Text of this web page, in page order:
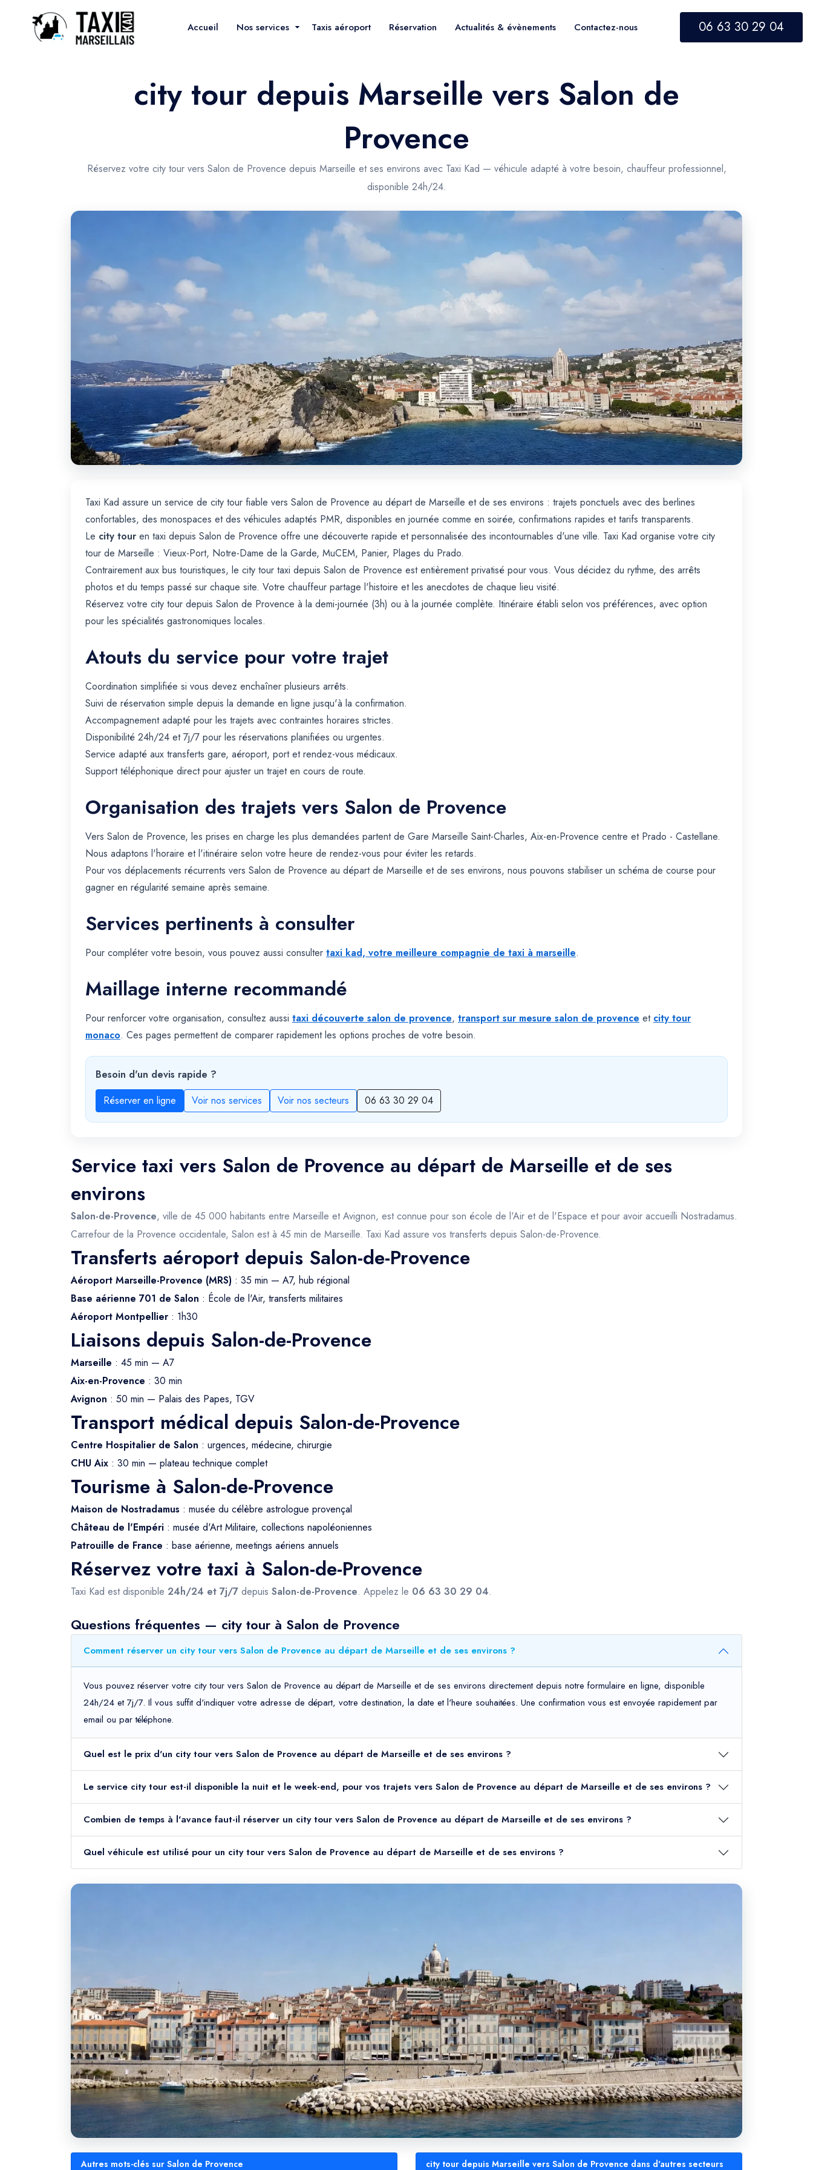
Accueil Nos services Taxis aéroport Réservation Actualités & évènements Contactez-nous 06 63 30 29 04
city tour depuis Marseille vers Salon de
Provence
Réservez votre city tour vers Salon de Provence depuis Marseille et ses environs avec Taxi Kad — véhicule adapté à votre besoin, chauffeur professionnel,
disponible 24h/24.
Taxi Kad assure un service de city tour fiable vers Salon de Provence au départ de Marseille et de ses environs : trajets ponctuels avec des berlines
confortables, des monospaces et des véhicules adaptés PMR, disponibles en journée comme en soirée, confirmations rapides et tarifs transparents.
Le city tour en taxi depuis Salon de Provence offre une découverte rapide et personnalisée des incontournables d'une ville. Taxi Kad organise votre city
tour de Marseille : Vieux-Port, Notre-Dame de la Garde, MuCEM, Panier, Plages du Prado.
Contrairement aux bus touristiques, le city tour taxi depuis Salon de Provence est entièrement privatisé pour vous. Vous décidez du rythme, des arrêts
photos et du temps passé sur chaque site. Votre chauffeur partage l'histoire et les anecdotes de chaque lieu visité.
Réservez votre city tour depuis Salon de Provence à la demi-journée (3h) ou à la journée complète. Itinéraire établi selon vos préférences, avec option
pour les spécialités gastronomiques locales.
Atouts du service pour votre trajet
Coordination simplifiée si vous devez enchaîner plusieurs arrêts.
Suivi de réservation simple depuis la demande en ligne jusqu'à la confirmation.
Accompagnement adapté pour les trajets avec contraintes horaires strictes.
Disponibilité 24h/24 et 7j/7 pour les réservations planifiées ou urgentes.
Service adapté aux transferts gare, aéroport, port et rendez-vous médicaux.
Support téléphonique direct pour ajuster un trajet en cours de route.
Organisation des trajets vers Salon de Provence
Vers Salon de Provence, les prises en charge les plus demandées partent de Gare Marseille Saint-Charles, Aix-en-Provence centre et Prado - Castellane.
Nous adaptons l'horaire et l'itinéraire selon votre heure de rendez-vous pour éviter les retards.
Pour vos déplacements récurrents vers Salon de Provence au départ de Marseille et de ses environs, nous pouvons stabiliser un schéma de course pour
gagner en régularité semaine après semaine.
Services pertinents à consulter
Pour compléter votre besoin, vous pouvez aussi consulter taxi kad, votre meilleure compagnie de taxi à marseille.
Maillage interne recommandé
Pour renforcer votre organisation, consultez aussi taxi découverte salon de provence, transport sur mesure salon de provence et city tour
monaco. Ces pages permettent de comparer rapidement les options proches de votre besoin.
Besoin d'un devis rapide ?
Réserver en ligne
Voir nos services Voir nos secteurs 06 63 30 29 04
Service taxi vers Salon de Provence au départ de Marseille et de ses
environs
Salon-de-Provence, ville de 45 000 habitants entre Marseille et Avignon, est connue pour son école de l'Air et de l'Espace et pour avoir accueilli Nostradamus.
Carrefour de la Provence occidentale, Salon est à 45 min de Marseille. Taxi Kad assure vos transferts depuis Salon-de-Provence.
Transferts aéroport depuis Salon-de-Provence
Aéroport Marseille-Provence (MRS) : 35 min — A7, hub régional
Base aérienne 701 de Salon : École de l'Air, transferts militaires
Aéroport Montpellier : 1h30
Liaisons depuis Salon-de-Provence
Marseille : 45 min — A7
Aix-en-Provence : 30 min
Avignon : 50 min — Palais des Papes, TGV
Transport médical depuis Salon-de-Provence
Centre Hospitalier de Salon : urgences, médecine, chirurgie
CHU Aix : 30 min — plateau technique complet
Tourisme à Salon-de-Provence
Maison de Nostradamus : musée du célèbre astrologue provençal
Château de l'Empéri : musée d'Art Militaire, collections napoléoniennes
Patrouille de France : base aérienne, meetings aériens annuels
Réservez votre taxi à Salon-de-Provence
Taxi Kad est disponible 24h/24 et 7j/7 depuis Salon-de-Provence. Appelez le 06 63 30 29 04.
Questions fréquentes — city tour à Salon de Provence
Comment réserver un city tour vers Salon de Provence au départ de Marseille et de ses environs ?
Vous pouvez réserver votre city tour vers Salon de Provence au départ de Marseille et de ses environs directement depuis notre formulaire en ligne, disponible
24h/24 et 7j/7. Il vous suffit d'indiquer votre adresse de départ, votre destination, la date et l'heure souhaitées. Une confirmation vous est envoyée rapidement par
email ou par téléphone.
Quel est le prix d'un city tour vers Salon de Provence au départ de Marseille et de ses environs ?
Le service city tour est-il disponible la nuit et le week-end, pour vos trajets vers Salon de Provence au départ de Marseille et de ses environs ?
Combien de temps à l'avance faut-il réserver un city tour vers Salon de Provence au départ de Marseille et de ses environs ?
Quel véhicule est utilisé pour un city tour vers Salon de Provence au départ de Marseille et de ses environs ?
Autres mots-clés sur Salon de Provence city tour depuis Marseille vers Salon de Provence dans d'autres secteurs